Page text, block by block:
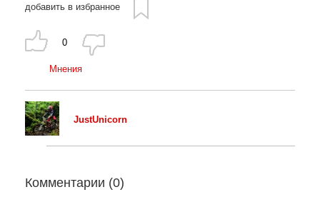
добавить в избранное
0
Мнения
JustUnicorn
Комментарии (0)